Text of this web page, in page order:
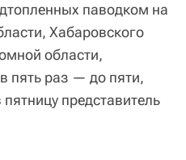
паводком на
Хабаровского
области,
пять раз — до пяти,
представитель